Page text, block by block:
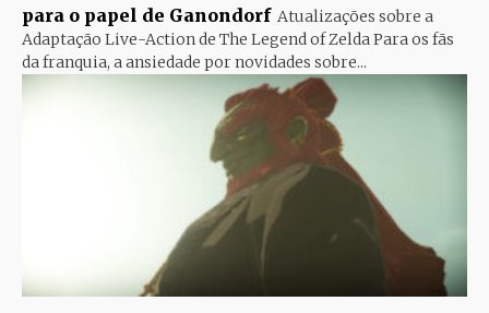
para o papel de Ganondorf Atualizações sobre a
Adaptação Live-Action de The Legend of Zelda Para os fãs
da franquia, a ansiedade por novidades sobre...